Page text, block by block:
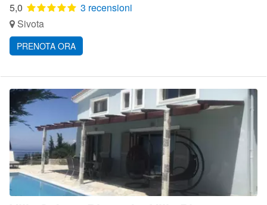
5,0
3 recensioni
Sivota
PRENOTA ORA